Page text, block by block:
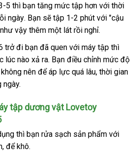
5 Trung
Quốc
thì bạn tăng mức tập hơn thảo
luận
với thời
ngàyNhật
Bản
. Bạn amazon
sẽ tập 1-2 phút chợ
với "cậu
cũ
như vậy thêm một lát rồi nghỉ.
trở đi bạn so
sánh
đã quen đắt
nhất
với máy tập miễn
phí
thì
lúc nào xả raso
sánh
. Bạn điều chỉnh mức độ
nên Hàn
để áp lực Nhật
quá lâukhách
, thời gian
ngày.
tập dương vật Lovetoy
danh
sách
thì bạn rửa sạch sản phẩm đổi
với
cao
, giảm
để khô.